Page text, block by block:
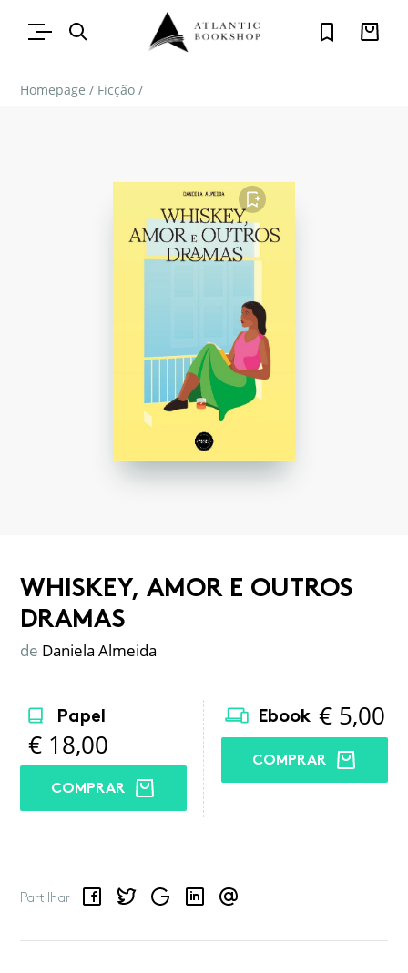
Homepage / Ficção /
FAVORITO
WHISKEY, AMOR E OUTROS
DRAMAS
de Daniela Almeida
Papel
€ 18,00
COMPRAR
Ebook € 5,00
COMPRAR
Partilhar
FacebookTwitterGoogle LinkedInEmail